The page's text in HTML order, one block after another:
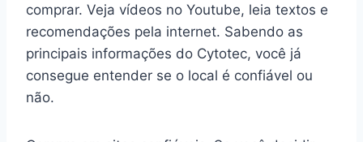
comprar. Veja vídeos no Youtube, leia textos e
recomendações pela internet. Sabendo as
principais informações do Cytotec, você já
consegue entender se o local é confiável ou
não.